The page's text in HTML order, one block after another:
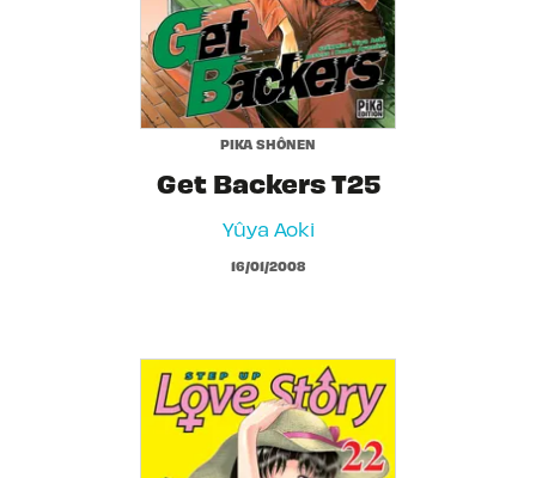
PIKA SHÔNEN
Get Backers T25
Yûya Aoki
16/01/2008